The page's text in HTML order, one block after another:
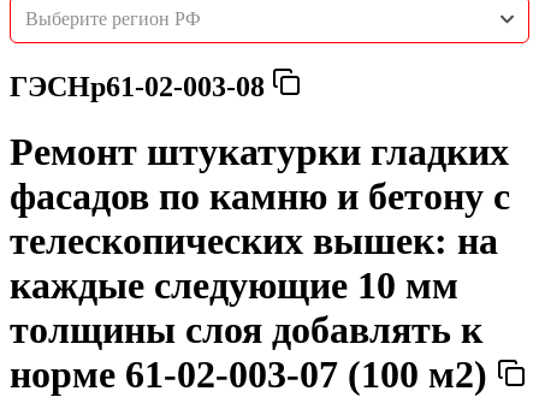
Выберите регион РФ
ГЭСНр61-02-003-08
Ремонт штукатурки гладких
фасадов по камню и бетону с
телескопических вышек: на
каждые следующие 10 мм
толщины слоя добавлять к
норме 61-02-003-07 (100 м2)